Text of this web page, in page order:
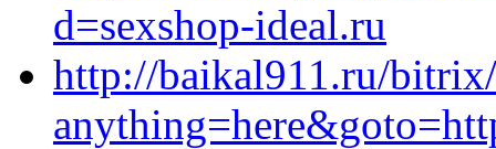
d=sexshop-ideal.ru
http://baikal911.ru/